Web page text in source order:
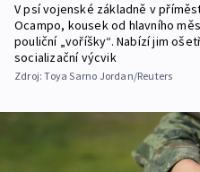
V psí vojenské základně v
Ocampo, kousek od hlavního
pouliční „voříšky“. Nabízí jim
socializační výcvik
Zdroj:Toya Sarno Jordan/Reuters